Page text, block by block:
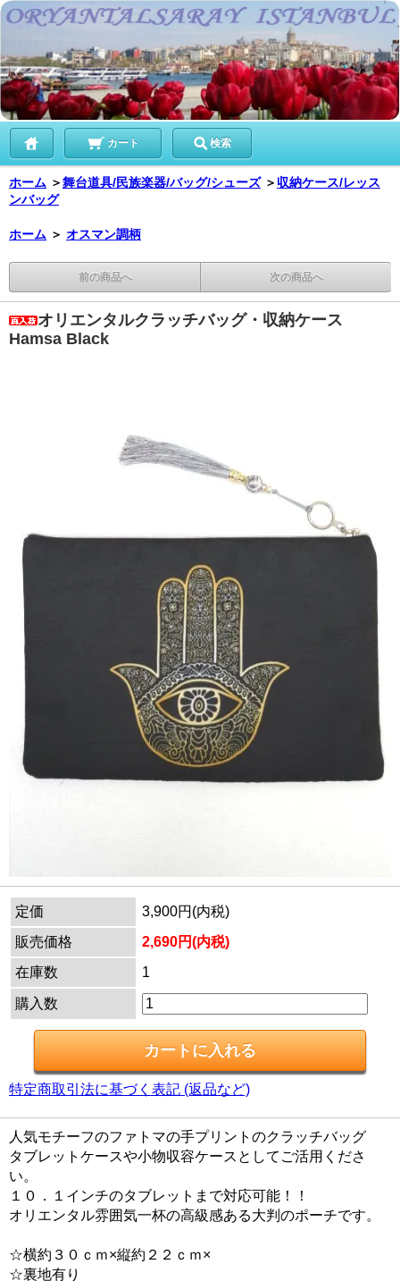
カート 検索
ホーム ＞舞台道具/民族楽器/バッグ/シューズ ＞ 収納ケース/レッス
ンバッグ
ホーム ＞ オスマン調柄
前の商品へ 次の商品へ
オリエンタルクラッチバッグ・収納ケース
Hamsa Black
定価
3,900円(内税)
販売価格
2,690円(内税)
在庫数
1
購入数
特定商取引法に基づく表記 (返品など)
人気モチーフのファトマの手プリントのクラッチバッグ
タブレットケースや小物収容ケースとしてご活用くださ
い。
１０．１インチのタブレットまで対応可能！！
オリエンタル雰囲気一杯の高級感ある大判のポーチです。
☆横約３０ｃｍ×縦約２２ｃｍ×
☆裏地有り